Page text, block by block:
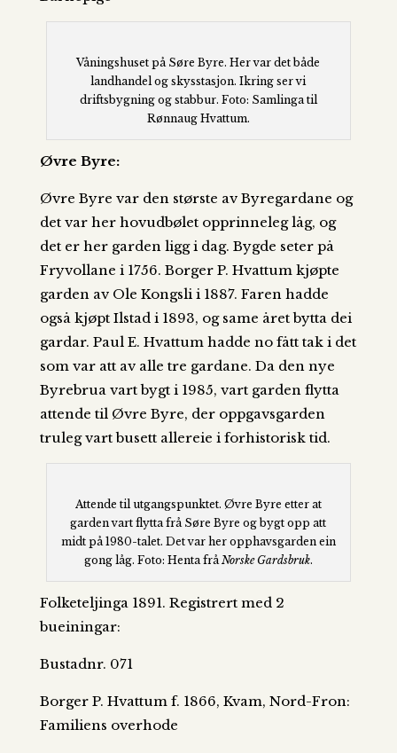
Våningshuset på Søre Byre. Her var det både
landhandel og skysstasjon. Ikring ser vi
driftsbygning og stabbur. Foto: Samlinga til
Rønnaug Hvattum.
Øvre Byre:
Øvre Byre var den største av Byregardane og
det var her hovudbølet opprinneleg låg, og
det er her garden ligg i dag. Bygde seter på
Fryvollane i 1756. Borger P. Hvattum kjøpte
garden av Ole Kongsli i 1887. Faren hadde
også kjøpt Ilstad i 1893, og same året bytta dei
gardar. Paul E. Hvattum hadde no fått tak i det
som var att av alle tre gardane. Da den nye
Byrebrua vart bygt i 1985, vart garden flytta
attende til Øvre Byre, der oppgavsgarden
truleg vart busett allereie i forhistorisk tid.
Attende til utgangspunktet. Øvre Byre etter at
garden vart flytta frå Søre Byre og bygt opp att
midt på 1980-talet. Det var her opphavsgarden ein
gong låg. Foto: Henta fråNorske Gardsbruk.
Folketeljinga 1891. Registrert med 2
bueiningar:
Bustadnr. 071
Borger P. Hvattum f. 1866, Kvam, Nord-Fron:
Familiens overhode